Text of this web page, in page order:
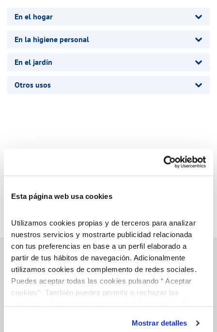
Esta página web usa cookies
Utilizamos cookies propias y de terceros para analizar
nuestros servicios y mostrarte publicidad relacionada
con tus preferencias en base a un perfil elaborado a
partir de tus hábitos de navegación. Adicionalmente
utilizamos cookies de complemento de redes sociales.
Puedes aceptar todas las cookies pulsando “ Aceptar
cookies”· También puedes permitir o rechazar las
instalación de todas las cookies salvo las necesarias que
Mostrar detalles
En el hogar
En la higiene personal
En el jardín
Otros usos
Gestiones online